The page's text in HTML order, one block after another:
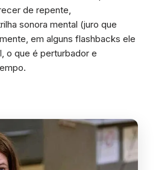
de repente,
sonora mental (juro que
em alguns flashbacks ele
o que é perturbador e